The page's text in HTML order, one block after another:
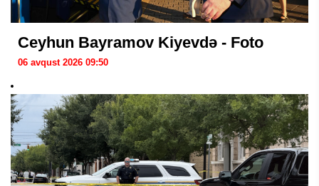
Ceyhun Bayramov Kiyevdə - Foto
06 avqust 2026 09:50